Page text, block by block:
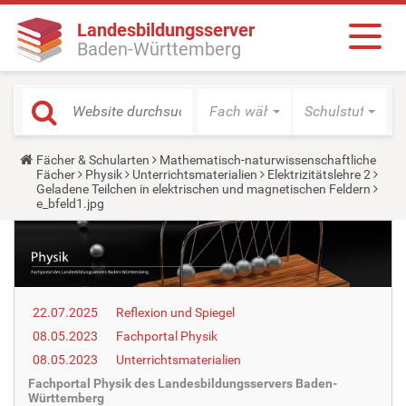
Landesbildungsserver
Baden-Württemberg
Fach wählen Schulstufe
Y
o
u
a
r
e
r
e
Fächer & Schularten
Mathematisch-naturwissenschaftliche
Fächer
Physik Unterrichtsmaterialien
Elektrizitätslehre 2
Geladene Teilchen in elektrischen und magnetischen Feldern
e_bfeld1.jpg
22.07.2025
Reflexion und Spiegel
08.05.2023
Fachportal Physik
08.05.2023
Unterrichtsmaterialien
Fachportal Physik des Landesbildungsservers Baden-
Württemberg